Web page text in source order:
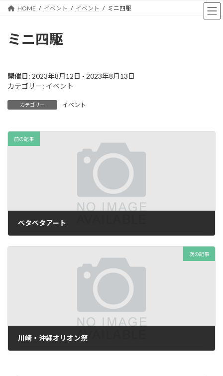
HOME イベント イベント ミニ四駆
ミニ四駆
開催日: 2023年8月12日 - 2023年8月13日
カテゴリー: イベント
カテゴリー イベント
前の記事
ペタペタアート
次の記事
川崎・沖縄オリオン祭